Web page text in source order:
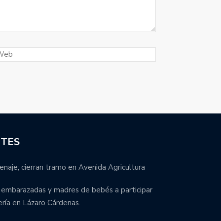
cierran tramo en Avenida Agricultura
y madres de bebés a participar
en Lázaro Cárdenas.